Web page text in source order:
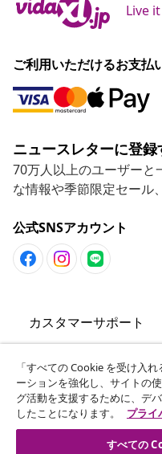
Live
ご利用いただけるお支払
ニュースレターに登録
70万人以上のユーザーと
な情報や季節限定セール
公式SNSアカウント
カスタマーサポート
ビジネス・パートナー
vidaXL
「すべての Cookie を受け入
ーションを強化し、サイトの
グ活動を支援するために、デ
したことになります。
プラ
すべての